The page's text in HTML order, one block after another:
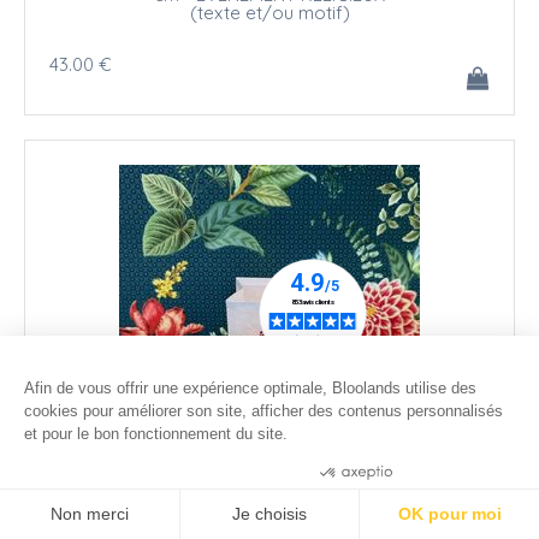
(texte et/ou motif)
43.00 €
Photophore LED personnalisable - H 10 cm - INITIALE
DU PRENOM
Afin de vous offrir une expérience optimale, Bloolands utilise des
cookies pour améliorer son site, afficher des contenus personnalisés
et pour le bon fonctionnement du site.
Non merci Je choisis OK pour moi